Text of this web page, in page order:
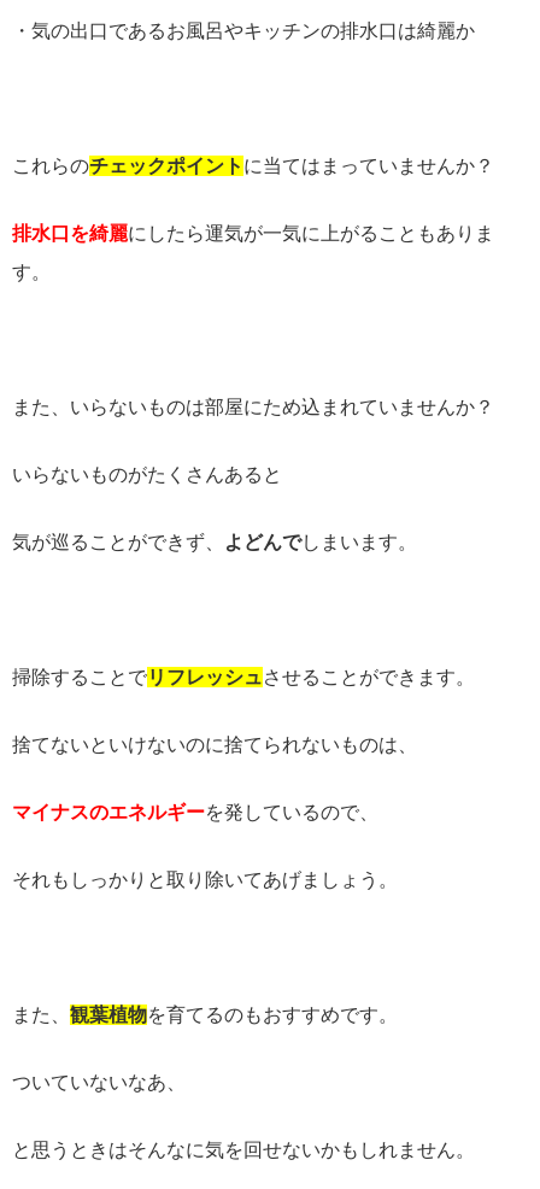
・気の出口であるお風呂やキッチンの排水口は綺麗か
これらのチェックポイント に当てはまっていませんか？
排水口を綺麗にしたら運気が一気に上がることもありま
す。
また、いらないものは部屋にため込まれていませんか？
いらないものがたくさんあると
気が巡ることができず、 よどんでしまいます。
掃除することでリフレッシュさせることができます。
捨てないといけないのに捨てられないものは、
マイナスのエネルギーを発しているので、
それもしっかりと取り除いてあげましょう。
また、 観葉植物を育てるのもおすすめです。
ついていないなあ、
と思うときはそんなに気を回せないかもしれません。